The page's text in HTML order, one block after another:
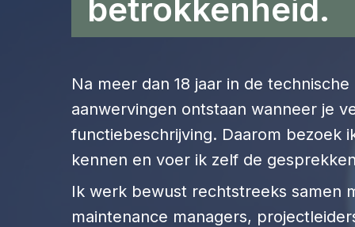
betrokkenheid.
Na meer dan 18 jaar in de
aanwervingen ontstaan wanneer je
functiebeschrijving. Daarom bezoek
kennen en voer ik zelf de
Ik werk bewust rechtstreeks samen
maintenance managers,